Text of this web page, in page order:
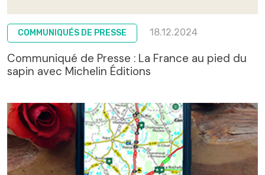
COMMUNIQUÉS DE PRESSE 18.12.2024
Communiqué de Presse : La France au pied du
sapin avec Michelin Éditions